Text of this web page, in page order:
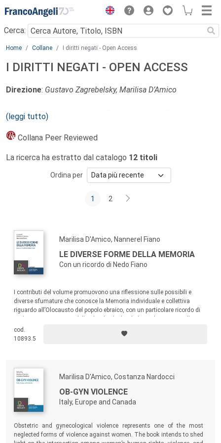
Menu
Cerca:
Main content
Home Collane I diritti negati - Open Access
I DIRITTI NEGATI - OPEN ACCESS
Direzione: Gustavo Zagrebelsky, Marilisa D’Amico
Coordinamento editoriale
Liberali (Università di Milano), Francesco Pallante
(Università di Torino), Mia Caielli (Università di Torino).
:
Gaetano Azzariti (Università di
(Università di Ferrara), Eva Cantarella (Università di Milano),
Emilio Dolcini (Università di Milano), Yasmine Ergas
(Columbia University), Alessandra Facchi (Università degli
Studi di Milano), Luigi Ferrajoli (Università Roma Tre),
Marcello Flores d’Arcais (Università di Siena), Maurizio
Fioravanti (Università di Firenze), Enrico Grosso (Università
di Torino), Letizia Mancini (Università degli Studi di Milano),
Andrea Pugiotto (Università di Ferrara), Marco Ruotolo
(Università degli Studi Roma Tre), Francesca Zajczyk
(Università di Milano-Bicocca).
e concezioni filosofiche. Ma queste non sarebbero che
esercitazioni o elucubrazioni teoriche se non si fossero
incarnate in potenti movimenti sociali di rivendicazione di
libertà e giustizia.
Si è trattato d’una storia plurisecolare della libertà come
liberazione. I suoi protagonisti concreti sono state le forze
(leggi tutto)
Collana Peer Reviewed
La ricerca ha estratto dal catalogo 12 titoli
Ordina per
1 2
Marilisa D'Amico, Nannerel Fiano
LE DIVERSE FORME DELLA MEMORIA
Con un ricordo di Nedo Fiano
I contributi del volume promuovono una riflessione sulle possibili e
diverse sfumature che conosce la Memoria individuale e collettiva
riguardo all’Olocausto del popolo ebraico, con un particolare ricordo di
custodia della Memoria e all’esercizio al Ricordo.
cod.
10893.5
Marilisa D'Amico, Costanza Nardocci
OB-GYN VIOLENCE
Italy, Europe and Canada
Obstetric and gynecological violence represents one of the most
neglected forms of violence against women. The book intends to shed